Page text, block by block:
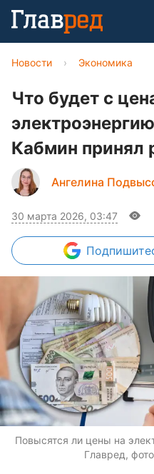
Новости › Экономика
Что будет с
Кабмин принял
Ангелина
30 марта 2026, 03:47
Повысятся ли цены на
Главред,